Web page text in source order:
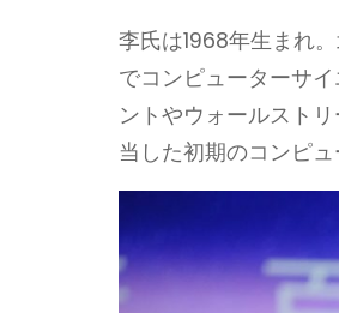
李氏は1968年生まれ
でコンピューターサ
ントやウォールスト
当した初期のコンピュ